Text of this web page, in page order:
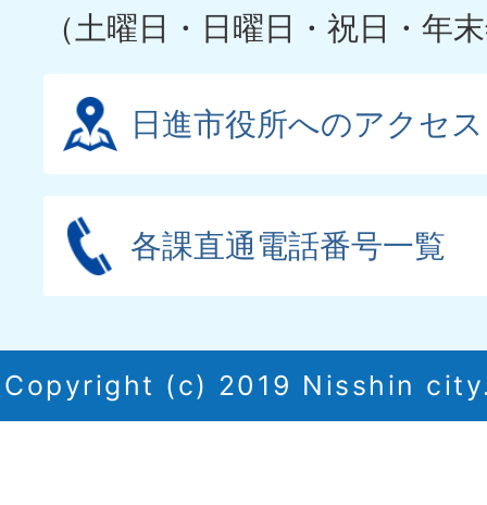
（土曜日・日曜日・祝日・年
日進市役所へのアクセス
各課直通電話番号一覧
Copyright (c) 2019 Nisshin